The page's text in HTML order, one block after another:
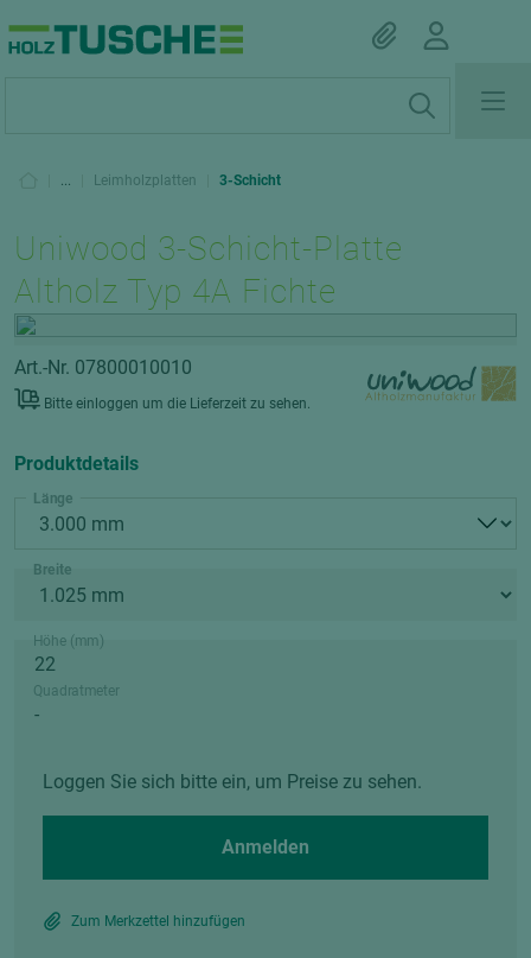
... Leimholzplatten 3-Schicht
Uniwood 3-Schicht-Platte
Altholz Typ 4A Fichte
Art.-Nr. 07800010010
Bitte einloggen um die Lieferzeit zu sehen.
Produktdetails
Länge
Breite
Höhe (mm)
Quadratmeter
Loggen Sie sich bitte ein, um Preise zu sehen.
Anmelden
Zum Merkzettel hinzufügen